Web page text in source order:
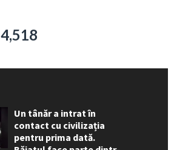
4,518
Un tânăr a intrat în
contact cu civilizația
pentru prima dată.